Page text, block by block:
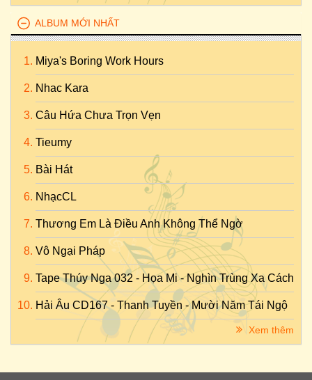
ALBUM MỚI NHẤT
Miya's Boring Work Hours
Nhac Kara
Câu Hứa Chưa Trọn Vẹn
Tieumy
Bài Hát
NhạcCL
Thương Em Là Điều Anh Không Thể Ngờ
Vô Ngại Pháp
Tape Thúy Nga 032 - Họa Mi - Nghìn Trùng Xa Cách
Hải Âu CD167 - Thanh Tuyền - Mười Năm Tái Ngộ
Xem thêm